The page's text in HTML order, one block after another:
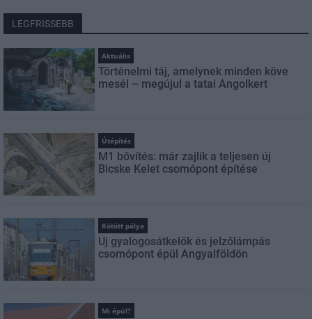
LEGFRISSEBB
Aktuális
Történelmi táj, amelynek minden köve
mesél – megújul a tatai Angolkert
Útépítés
M1 bővítés: már zajlik a teljesen új
Bicske Kelet csomópont építése
Kötött pálya
Új gyalogosátkelők és jelzőlámpás
csomópont épül Angyalföldön
Mi épül?